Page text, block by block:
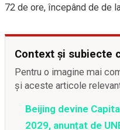
72 de ore, începând de de
Context și subiecte
Pentru o imagine mai
și aceste articole
Beijing devine
2029, anunțat de